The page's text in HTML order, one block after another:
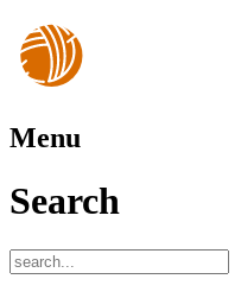
Menu
Search